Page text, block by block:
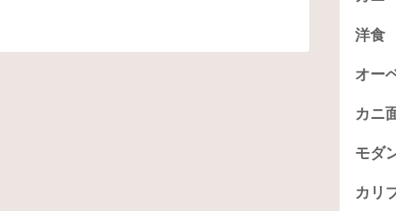
洋食
オー
カニ
モダ
カリ